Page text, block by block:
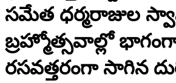
సమేత ధర్మరాజుల
బ్రహ్మోత్సవాల్లో
రసవత్తరంగా సాగిన